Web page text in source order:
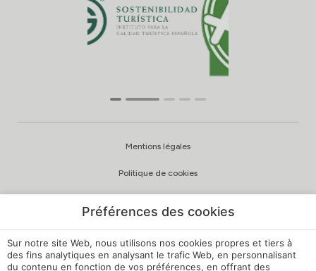
Mentions légales
Politique de cookies
Canal de signalement
Préférences des cookies
Sur notre site Web, nous utilisons nos cookies propres et tiers à
des fins analytiques en analysant le trafic Web, en personnalisant
du contenu en fonction de vos préférences, en offrant des